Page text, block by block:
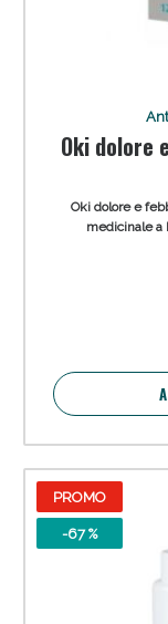
Oki dolore
Oki dolore e
medicinale a
compresse di
Adatte per
gola, mal di
PROMO
-67 %